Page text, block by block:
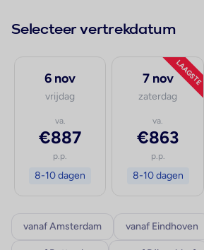
Selecteer vertrekdatum
6 nov
vrijdag
va.
€887
p.p.
8-10 dagen
LAAGSTE
7 nov
zaterdag
va.
€863
p.p.
8-10 dagen
vanaf Amsterdam vanaf Eindhoven